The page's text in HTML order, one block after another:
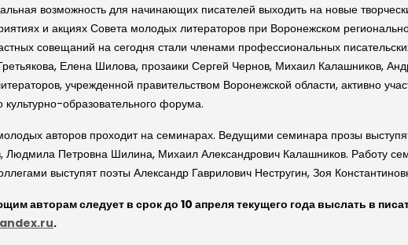
возможность для начинающих писателей выходить на новые
и акциях Совета молодых литераторов при Воронежском
совещаний на сегодня стали членами профессиональных
Елена Шилова, прозаики Сергей Чернов, Михаил Калашников,
учрежденной правительством Воронежской области, активно
культурно-образовательного форума.
авторов проходит на семинарах. Ведущими семинара прозы
Людмила Петровна Шилина, Михаил Александрович Калашников. Работу
выступят поэты Александр Гаврилович Нестругин, Зоя
авторам следует в срок до 10 апреля текущего года выслать в
.